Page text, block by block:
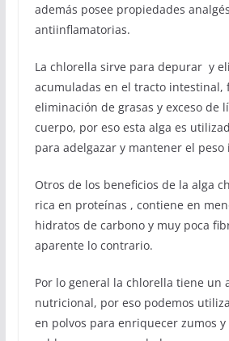
además posee propiedades
antiinflamatorias.
La chlorella sirve para depurar y
acumuladas en el tracto intestinal,
eliminación de grasas y exceso de
cuerpo, por eso esta alga es
para adelgazar y mantener el peso
Otros de los beneficios de la alga
rica en proteínas , contiene en
hidratos de carbono y muy poca
aparente lo contrario.
Por lo general la chlorella tiene un
nutricional, por eso podemos
en polvos para enriquecer zumos